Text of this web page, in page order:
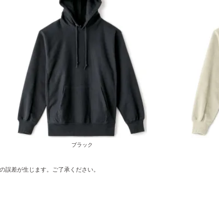
ブラック
差が生じます。ご了承ください。